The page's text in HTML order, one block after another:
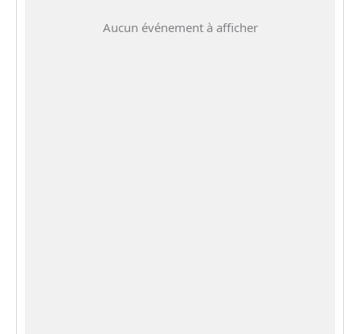
Aucun événement à afficher